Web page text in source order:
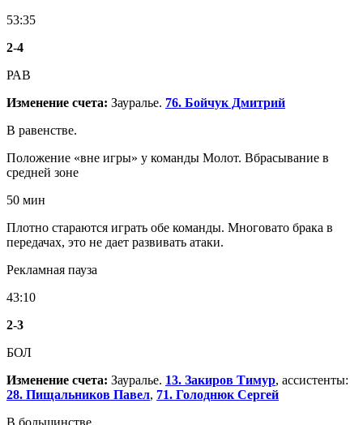
53:35
2-4
РАВ
Изменение счета: Зауралье. 76. Бойчук Дмитрий
В равенстве.
Положение «вне игры» у команды Молот. Вбрасывание в
средней зоне
50 мин
Плотно стараются играть обе команды. Многовато брака в
передачах, это не дает развивать атаки.
Рекламная пауза
43:10
2-3
БОЛ
Изменение счета: Зауралье. 13. Закиров Тимур, ассистенты:
28. Пищальников Павел, 71. Голоднюк Сергей
В большинстве.